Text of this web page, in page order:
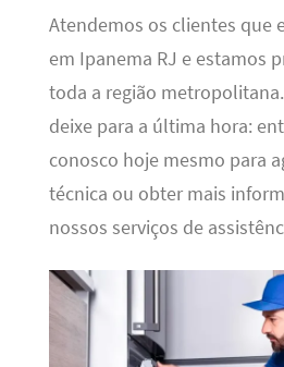
Atendemos os clientes que
em Ipanema RJ e estamos
toda a região metropolitana.
deixe para a última hora:
conosco hoje mesmo para
técnica ou obter mais
nossos serviços de